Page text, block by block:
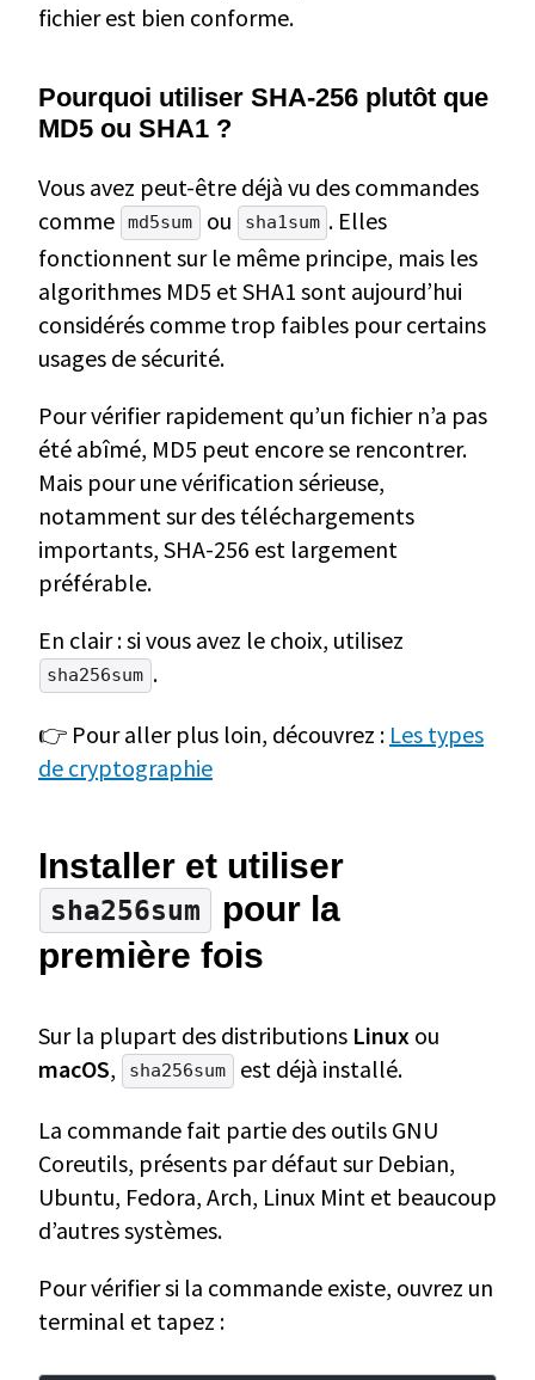
fichier est bien conforme.
Pourquoi utiliser SHA-256 plutôt que
MD5 ou SHA1 ?
Vous avez peut-être déjà vu des commandes
comme
md5sum ou sha1sum . Elles
fonctionnent sur le même principe, mais les
algorithmes MD5 et SHA1 sont aujourd’hui
considérés comme trop faibles pour certains
usages de sécurité.
Pour vérifier rapidement qu’un fichier n’a pas
été abîmé, MD5 peut encore se rencontrer.
Mais pour une vérification sérieuse,
notamment sur des téléchargements
importants, SHA-256 est largement
préférable.
En clair : si vous avez le choix, utilisez
sha256sum .
👉 Pour aller plus loin, découvrez : Les types
de cryptographie
Installer et utiliser
sha256sum
pour la
première fois
Sur la plupart des distributions Linux ou
macOS, sha256sum est déjà installé.
La commande fait partie des outils GNU
Coreutils, présents par défaut sur Debian,
Ubuntu, Fedora, Arch, Linux Mint et beaucoup
d’autres systèmes.
Pour vérifier si la commande existe, ouvrez un
terminal et tapez :